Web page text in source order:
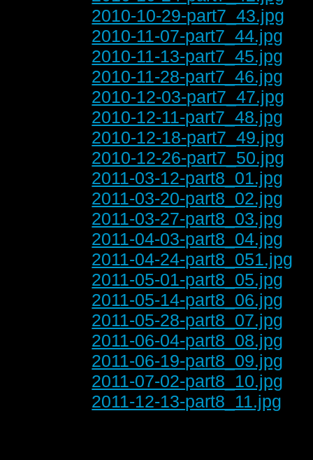
2010-10-29-part7_43.jpg
2010-11-07-part7_44.jpg
2010-11-13-part7_45.jpg
2010-11-28-part7_46.jpg
2010-12-03-part7_47.jpg
2010-12-11-part7_48.jpg
2010-12-18-part7_49.jpg
2010-12-26-part7_50.jpg
2011-03-12-part8_01.jpg
2011-03-20-part8_02.jpg
2011-03-27-part8_03.jpg
2011-04-03-part8_04.jpg
2011-04-24-part8_051.jpg
2011-05-01-part8_05.jpg
2011-05-14-part8_06.jpg
2011-05-28-part8_07.jpg
2011-06-04-part8_08.jpg
2011-06-19-part8_09.jpg
2011-07-02-part8_10.jpg
2011-12-13-part8_11.jpg